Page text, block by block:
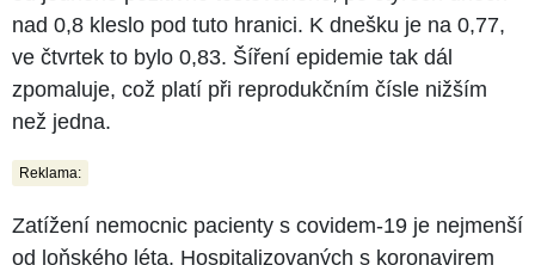
nad 0,8 kleslo pod tuto hranici. K dnešku je na 0,77,
ve čtvrtek to bylo 0,83. Šíření epidemie tak dál
zpomaluje, což platí při reprodukčním čísle nižším
než jedna.
Reklama:
Zatížení nemocnic pacienty s covidem-19 je nejmenší
od loňského léta. Hospitalizovaných s koronavirem